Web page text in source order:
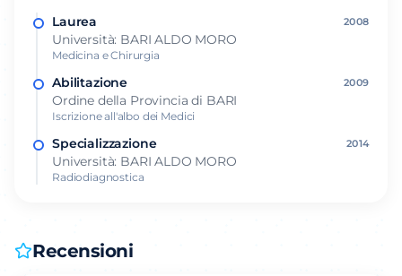
Laurea
Università: BARI ALDO MORO
Medicina e Chirurgia
2008
Abilitazione
Ordine della Provincia di BARI
Iscrizione all'albo dei Medici
2009
Specializzazione
Università: BARI ALDO MORO
Radiodiagnostica
2014
Recensioni